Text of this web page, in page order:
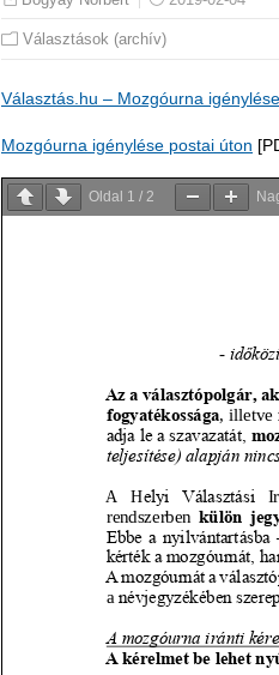
Választások (archív)
Választás.hu – Mozgóurna igénylése
Mozgóurna igénylése postai úton
Oldal 1 / 2